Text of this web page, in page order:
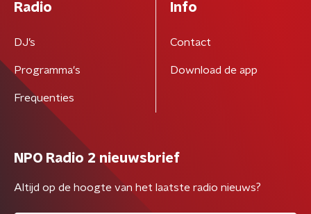
Radio
DJ’s
Programma's
Frequenties
Info
Contact
Download de app
NPO Radio 2 nieuwsbrief
Altijd op de hoogte van het laatste radio nieuws?